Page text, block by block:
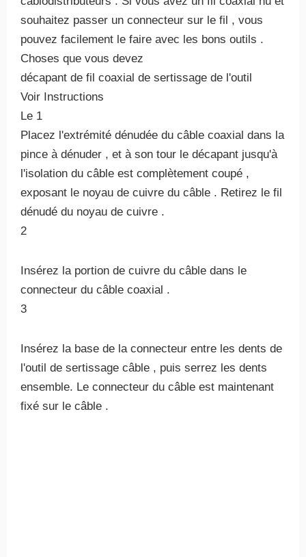
souhaitez passer un connecteur sur le fil , vous
pouvez facilement le faire avec les bons outils .
Choses que vous devez
décapant de fil coaxial de sertissage de l'outil
Voir Instructions
Le 1
Placez l'extrémité dénudée du câble coaxial dans la
pince à dénuder , et à son tour le décapant jusqu'à
l'isolation du câble est complètement coupé ,
exposant le noyau de cuivre du câble . Retirez le fil
dénudé du noyau de cuivre .
2
Insérez la portion de cuivre du câble dans le
connecteur du câble coaxial .
3
Insérez la base de la connecteur entre les dents de
l'outil de sertissage câble , puis serrez les dents
ensemble. Le connecteur du câble est maintenant
fixé sur le câble .